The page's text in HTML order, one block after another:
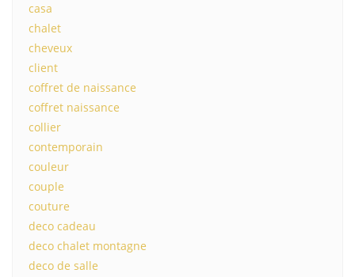
casa
chalet
cheveux
client
coffret de naissance
coffret naissance
collier
contemporain
couleur
couple
couture
deco cadeau
deco chalet montagne
deco de salle